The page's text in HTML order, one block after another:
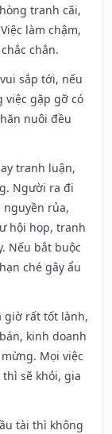
tranh cãi,
làm chậm,
chắn.
sắp tới, nếu
việc gặp gỡ có
nuôi đều
tranh luận,
Người ra đi
rủa,
hội họp, tranh
Nếu bắt buộc
ché gây ẩu
giờ rất tốt lành,
kinh doanh
Mọi việc
sẽ khỏi, gia
tài thì không